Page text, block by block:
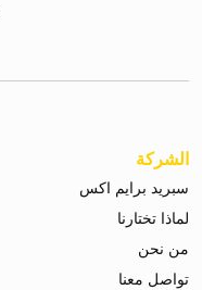
الشركة
سبريد برايم اكس
لماذا تختارنا
من نحن
تواصل معنا